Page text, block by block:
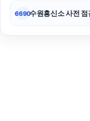
6690수원흥신소 사전